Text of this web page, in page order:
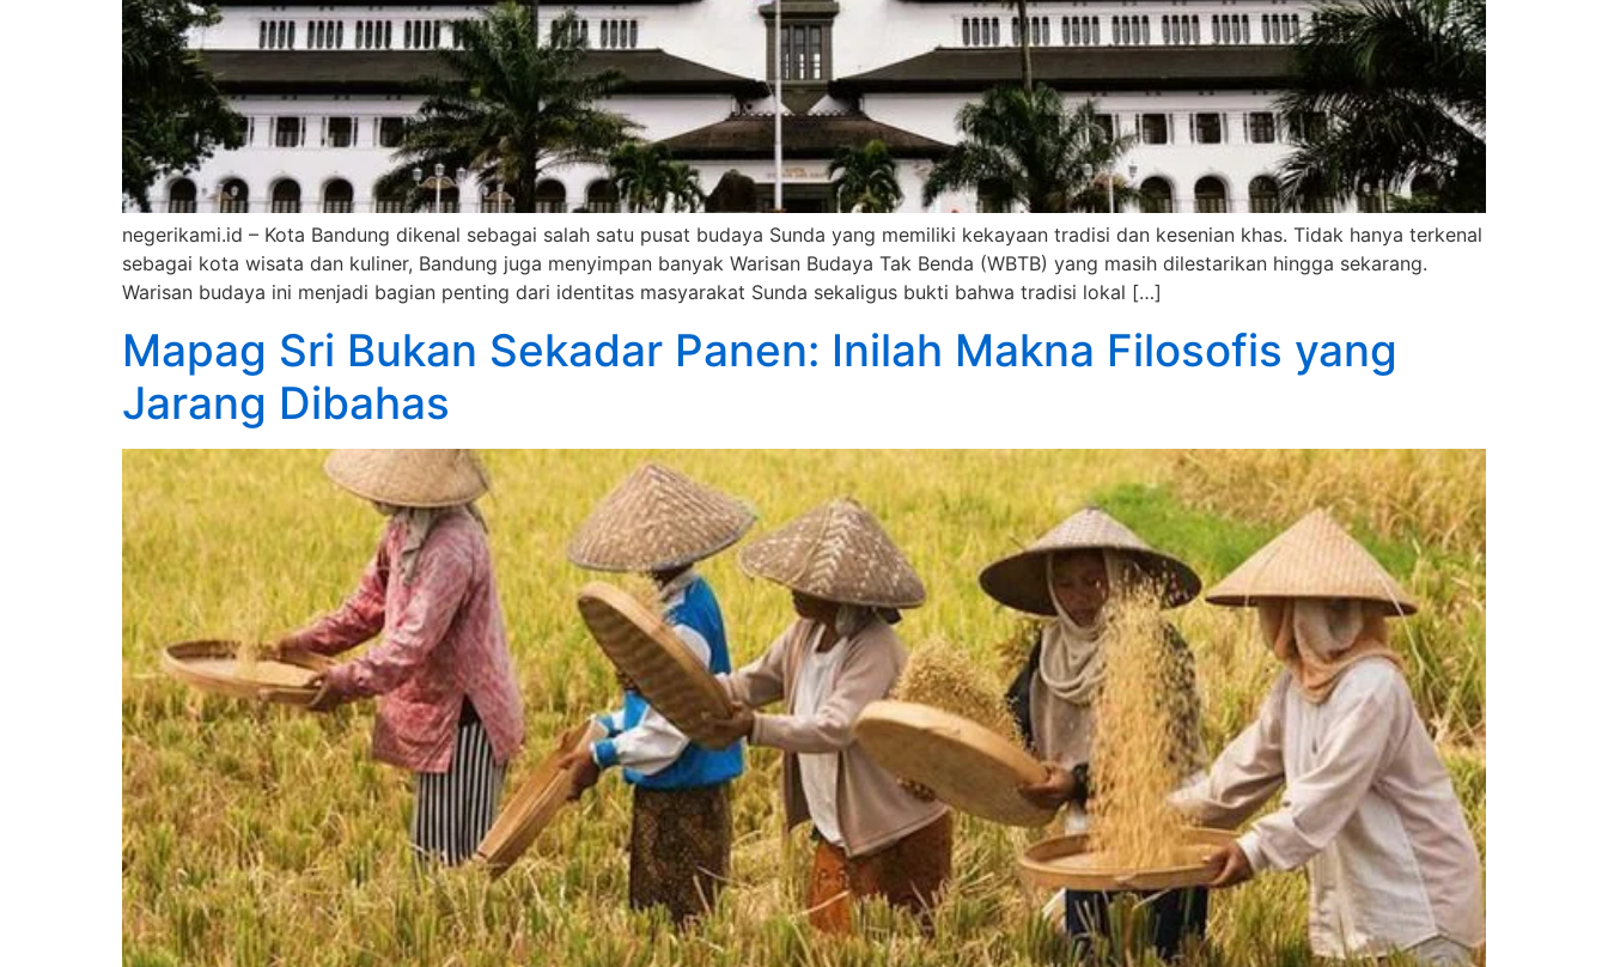
negerikami.id – Kota Bandung dikenal sebagai salah satu pusat budaya Sunda yang memiliki kekayaan tradisi dan kesenian khas. Tidak hanya terkenal
sebagai kota wisata dan kuliner, Bandung juga menyimpan banyak Warisan Budaya Tak Benda (WBTB) yang masih dilestarikan hingga sekarang.
Warisan budaya ini menjadi bagian penting dari identitas masyarakat Sunda sekaligus bukti bahwa tradisi lokal […]
Mapag Sri Bukan Sekadar Panen: Inilah Makna Filosofis yang
Jarang Dibahas